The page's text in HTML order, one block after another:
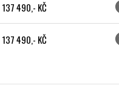
137 490,- KČ
137 490,- KČ